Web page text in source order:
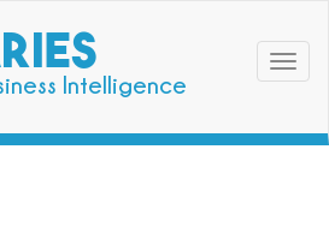
Intelligence
Toggle